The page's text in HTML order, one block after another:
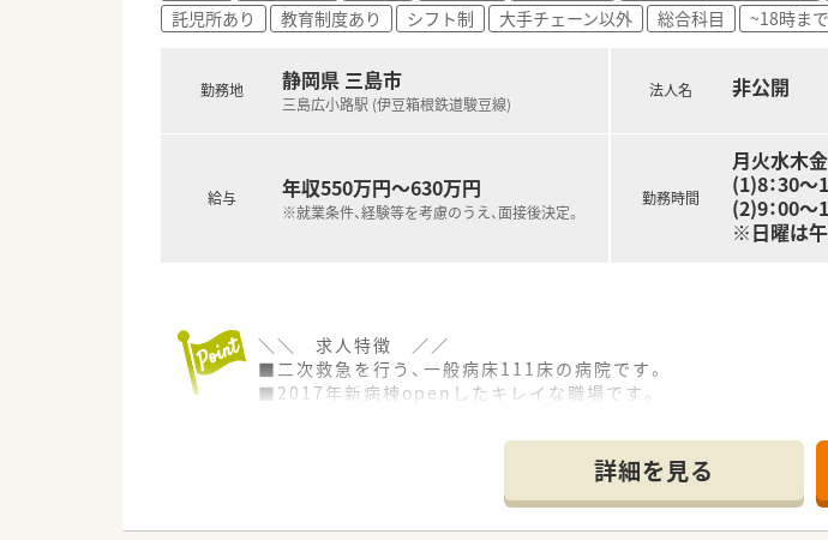
託児所あり
教育制度あり シフト制 大手チェーン以外 総合科目 ~18時ま
勤務地 静岡県 三島市
三島広小路駅 (伊豆箱根鉄道駿豆線)
給与 年収550万円～630万円
※就業条件、経験等を考慮のうえ、面接後決定。
法人名 非公開
勤務時間
月火水木
(1)8：30～
(2)9：00～
※日曜は午
＼＼ 求人特徴 ／／
■二次救急を行う、一般病床111床の病院です。
■2017年新病棟openしたキレイな職場です。
■現在薬剤師7名在籍。年齢層はバランスよく、すぐにとけこめる
■病院求人としては希少！630万くらいまで相談できる求人です。
■夜勤がない為、生活リズムを保ちながらの勤務が可能です。
■三島広小路駅から徒歩2分で、電車・車のどちらでも通勤便利な
詳細を見る